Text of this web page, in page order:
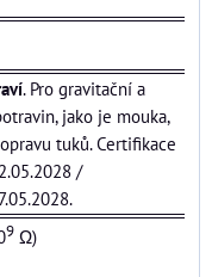
. Pro gravitační a
jako je mouka,
tuků. Certifikace
/
9 Ω)